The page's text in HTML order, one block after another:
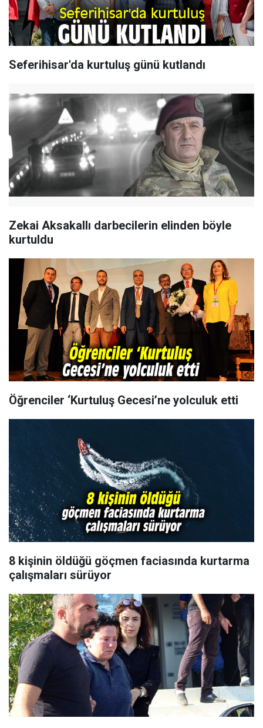
Seferihisar'da kurtuluş günü kutlandı
Zekai Aksakallı darbecilerin elinden böyle
kurtuldu
Öğrenciler ‘Kurtuluş Gecesi’ne yolculuk etti
8 kişinin öldüğü göçmen faciasında kurtarma
çalışmaları sürüyor